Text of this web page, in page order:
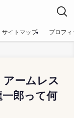
サイトマップ プロフィ
アームレス
郎って何